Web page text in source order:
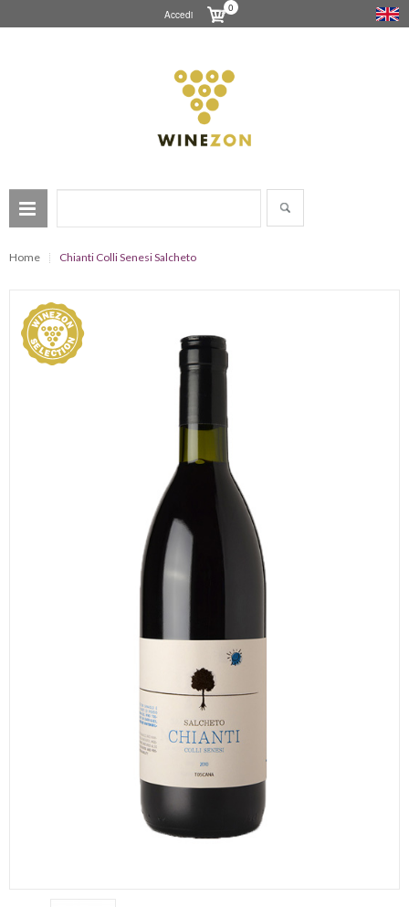
Accedi
0
Home Chianti Colli Senesi Salcheto